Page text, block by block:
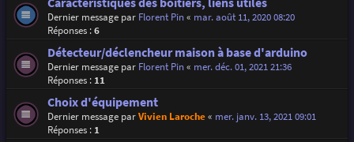
Dernier message par Florent Pin« mar. août 11, 2020 08:20
Réponses :6
Détecteur/déclencheur maison à base d'arduino
Dernier message par Florent Pin« mer. déc. 01, 2021 21:36
Réponses : 11
Choix d'équipement
Dernier message parVivien Laroche« mer. janv. 13, 2021 09:01
Réponses : 1